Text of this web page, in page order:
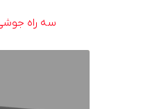
سه راه